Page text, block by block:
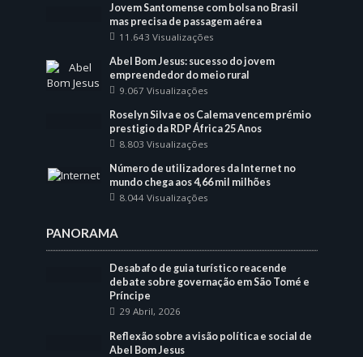
Jovem Santomense com bolsa no Brasil
mas precisa de passagem aérea
11.643 Visualizações
Abel Bom Jesus: sucesso do jovem
empreendedor do meio rural
9.067 Visualizações
Roselyn Silva e os Calema vencem prémio
prestigio da RDP África 25 Anos
8.803 Visualizações
Número de utilizadores da Internet no
mundo chega aos 4,66 mil milhões
8.044 Visualizações
PANORAMA
Desabafo de guia turístico reacende
debate sobre governação em São Tomé e
Príncipe
29 Abril, 2026
Reflexão sobre a visão política e social de
Abel Bom Jesus